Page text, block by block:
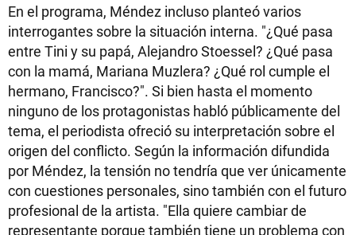
En el programa, Méndez incluso planteó varios
interrogantes sobre la situación interna. "¿Qué pasa
entre Tini y su papá, Alejandro Stoessel? ¿Qué pasa
con la mamá, Mariana Muzlera? ¿Qué rol cumple el
hermano, Francisco?". Si bien hasta el momento
ninguno de los protagonistas habló públicamente del
tema, el periodista ofreció su interpretación sobre el
origen del conflicto. Según la información difundida
por Méndez, la tensión no tendría que ver únicamente
con cuestiones personales, sino también con el futuro
profesional de la artista. "Ella quiere cambiar de
representante porque también tiene un problema con